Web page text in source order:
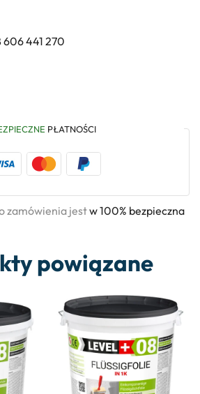
606 441 270
PŁATNOŚCI
zamówienia jestw 100% bezpieczna
powiązane